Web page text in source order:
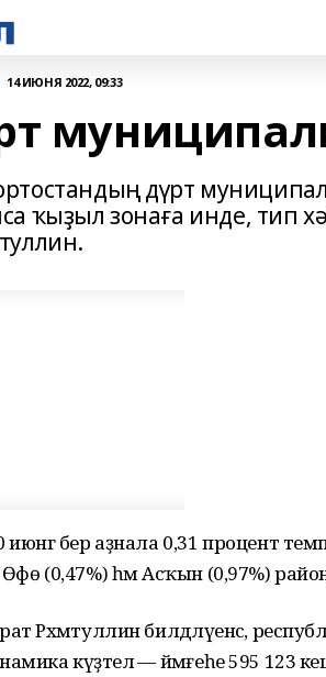
14 ИЮНЯ 2022, 09:33
дүрт
ҡыҙыл зонаға инде, тип
июнгә бер аҙнала 0,31 процент
(0,47%) һәм Асҡын (0,97%)
Рәхмәтуллин билдәләүенсә,
күҙәтелә — йәмғеһе 595 123